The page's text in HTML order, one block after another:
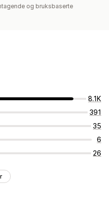
og bruksbaserte
8.1K
391
35
6
26